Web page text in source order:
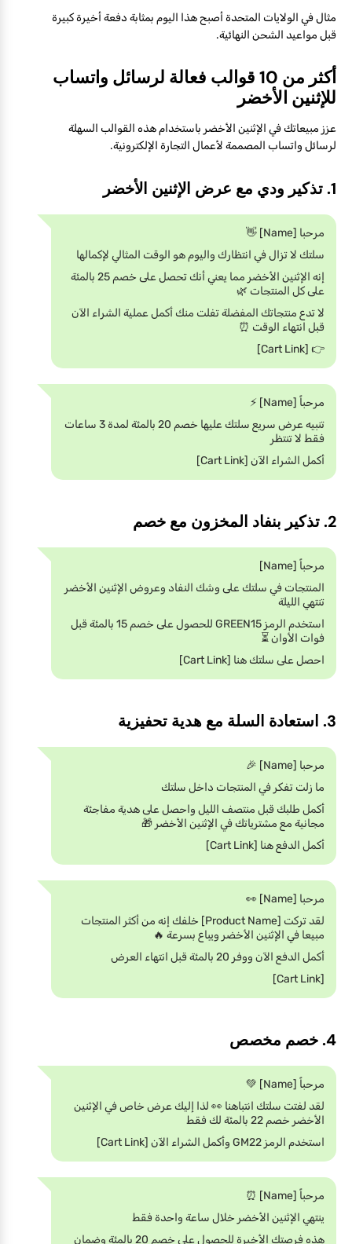
مثال في الولايات المتحدة أصبح هذا اليوم بمثابة دفعة أخيرة كبيرة
قبل مواعيد الشحن النهائية.
أكثر من 10 قوالب فعالة لرسائل واتساب
للإثنين الأخضر
عزز مبيعاتك في الإثنين الأخضر باستخدام هذه القوالب السهلة
لرسائل واتساب المصممة لأعمال التجارة الإلكترونية.
1. تذكير ودي مع عرض الإثنين الأخضر
مرحبا [Name] 👋
سلتك لا تزال في انتظارك واليوم هو الوقت المثالي لإكمالها
إنه الإثنين الأخضر مما يعني أنك تحصل على خصم 25 بالمئة
على كل المنتجات 🌿
لا تدع منتجاتك المفضلة تفلت منك أكمل عملية الشراء الآن
قبل انتهاء الوقت ⏰
👉 [Cart Link]
مرحباً [Name] ⚡
تنبيه عرض سريع سلتك عليها خصم 20 بالمئة لمدة 3 ساعات
فقط لا تنتظر
أكمل الشراء الآن [Cart Link]
2. تذكير بنفاد المخزون مع خصم
مرحباً [Name]
المنتجات في سلتك على وشك النفاد وعروض الإثنين الأخضر
تنتهي الليلة
استخدم الرمز GREEN15 للحصول على خصم 15 بالمئة قبل
فوات الأوان ⏳
احصل على سلتك هنا [Cart Link]
3. استعادة السلة مع هدية تحفيزية
مرحبا [Name] 🎉
ما زلت تفكر في المنتجات داخل سلتك
أكمل طلبك قبل منتصف الليل واحصل على هدية مفاجئة
مجانية مع مشترياتك في الإثنين الأخضر 🎁
أكمل الدفع هنا [Cart Link]
مرحبا [Name] 👀
لقد تركت [Product Name] خلفك إنه من أكثر المنتجات
مبيعا في الإثنين الأخضر ويباع بسرعة 🔥
أكمل الدفع الآن ووفر 20 بالمئة قبل انتهاء العرض
[Cart Link]
4. خصم مخصص
مرحباً [Name] 💚
لقد لفتت سلتك انتباهنا 👀 لذا إليك عرض خاص في الإثنين
الأخضر خصم 22 بالمئة لك فقط
استخدم الرمز GM22 وأكمل الشراء الآن [Cart Link]
مرحباً [Name] ⏰
ينتهي الإثنين الأخضر خلال ساعة واحدة فقط
هذه فرصتك الأخيرة للحصول على خصم 20 بالمئة وضمان